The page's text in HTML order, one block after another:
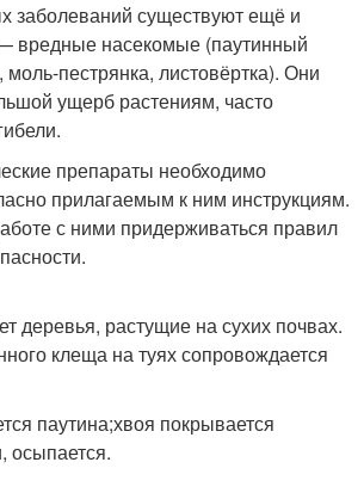
заболеваний существуют ещё и
вредные насекомые (паутинный
пестрянка, листовёртка). Они
ущерб растениям, часто
препараты необходимо
прилагаемым к ним инструкциям.
с ними придерживаться правил
деревья, растущие на сухих почвах.
клеща на туях сопровождается
паутина;хвоя покрывается
осыпается.